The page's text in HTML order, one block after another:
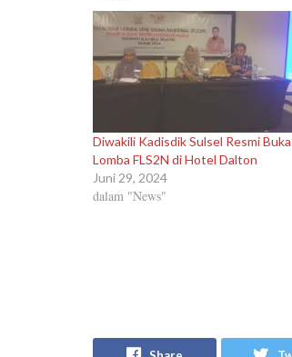
Diwakili Kadisdik Sulsel Resmi Buka
Lomba FLS2N di Hotel Dalton
Juni 29, 2024
dalam "News"